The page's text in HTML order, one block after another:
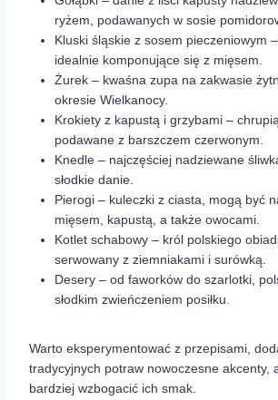
ryżem, podawanych w sosie
Kluski śląskie z sosem pieczeniowym
idealnie komponujące się z mięsem.
Żurek – kwaśna zupa na zakwasie
okresie Wielkanocy.
Krokiety z kapustą i grzybami –
podawane z barszczem czerwonym.
Knedle – najczęściej nadziewane
słodkie danie.
Pierogi – kuleczki z ciasta, mogą być
mięsem, kapustą, a także owocami.
Kotlet schabowy – król polskiego
serwowany z ziemniakami i surówką.
Desery – od faworków do szarlotki,
słodkim zwieńczeniem posiłku.
Warto eksperymentować z przepisami,
tradycyjnych potraw nowoczesne akcenty,
bardziej wzbogacić ich smak.